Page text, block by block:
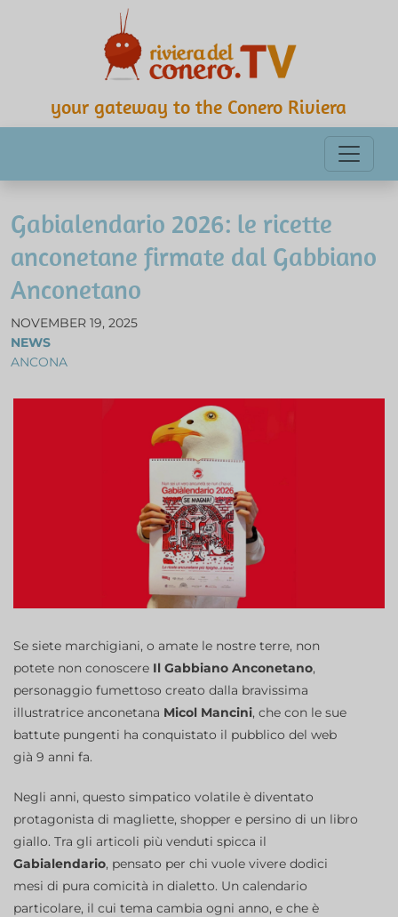
your gateway to the Conero Riviera
Gabialendario 2026: le ricette
anconetane firmate dal Gabbiano
Anconetano
NOVEMBER 19, 2025
NEWS
ANCONA
Se siete marchigiani, o amate le nostre terre, non
potete non conoscere Il Gabbiano Anconetano,
personaggio fumettoso creato dalla bravissima
illustratrice anconetana Micol Mancini, che con le sue
battute pungenti ha conquistato il pubblico del web
già 9 anni fa.
Negli anni, questo simpatico volatile è diventato
protagonista di magliette, shopper e persino di un libro
giallo. Tra gli articoli più venduti spicca il
Gabialendario, pensato per chi vuole vivere dodici
mesi di pura comicità in dialetto. Un calendario
particolare, il cui tema cambia ogni anno, e che è